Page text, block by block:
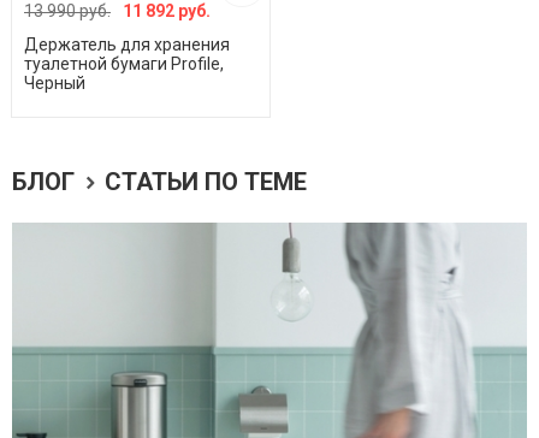
13 990 руб.
11 892 руб.
Держатель для хранения
туалетной бумаги Profile,
Черный
БЛОГ СТАТЬИ ПО ТЕМЕ